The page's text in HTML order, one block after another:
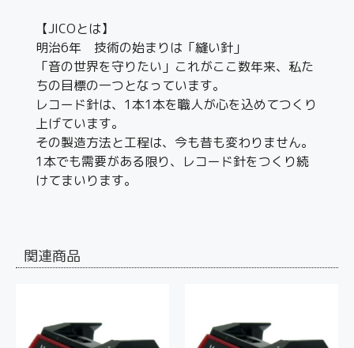
【JICOとは】
明治6年 技術の始まりは「縫い針」
「音の世界を守りたい」これがここ数年来、私た
ちの目標の一つとなっています。
レコード針は、1本1本を職人が心を込めてつくり
上げています。
その製造方法と工程は、今も昔も変わりません。
1本でも需要がある限り、レコード針をつくり続
けてまいります。
関連商品